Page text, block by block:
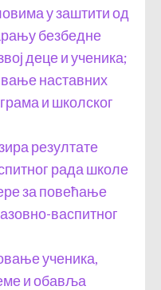
у заштити од
безбедне
деце и ученика;
наставних
и школског
резултате
рада школе
за повећање
васпитног
ученика,
и обавља